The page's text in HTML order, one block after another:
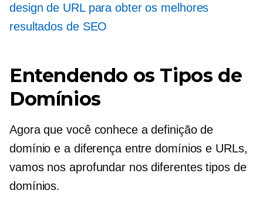
design de URL para obter os melhores
resultados de SEO
Entendendo os Tipos de
Domínios
Agora que você conhece a definição de
domínio e a diferença entre domínios e URLs,
vamos nos aprofundar nos diferentes tipos de
domínios.